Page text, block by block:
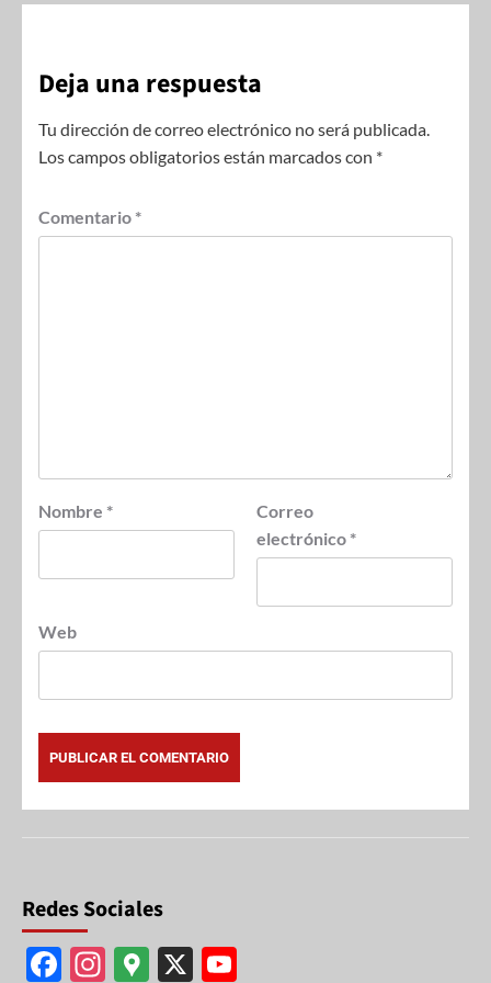
Deja una respuesta
Tu dirección de correo electrónico no será publicada.
Los campos obligatorios están marcados con *
Comentario *
Nombre *
Correo
electrónico *
Web
Redes Sociales
F
In G
X